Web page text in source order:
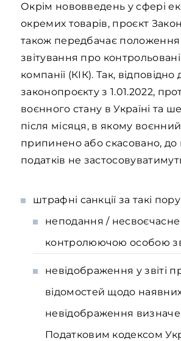
Окрім нововведень у сфері
окремих товарів, проєкт
також передбачає
звітування про контрольовані
компанії (КІК). Так, відповідно
законопроєкту з 1.01.2022,
воєнного стану в Україні та
після місяця, в якому
припинено або скасовано, до
податків не
штрафні санкції за такі
неподання /
контролюючою особою
невідображення у звіті
відомостей щодо
невідображення
Податковим кодексом